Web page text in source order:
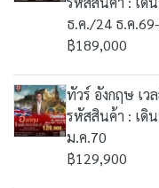
ธ.ค./24 ธ.ค
฿189,000
ทัวร์ อังกฤษ เว
รหัสสินค้า : เดิ
ม.ค.70
฿129,900